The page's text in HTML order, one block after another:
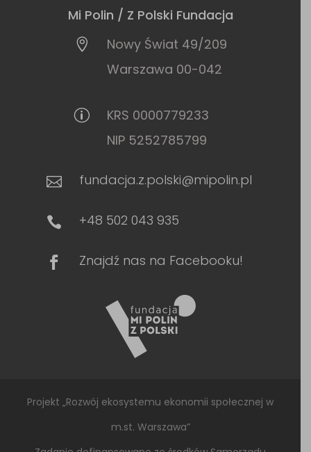
Mi Polin / Z Polski Fundacja

Nowy Świat 49/209
Warszawa 00-042
p
KRS 0000779233
NIP 5252785799
 fundacja.z.polski@mipolin.pl
 +48 502 043 935
 Znajdź nas na Facebooku!
Projekt „Rozwój ekosystemu ekonomii społecznej w
m.st. Warszawa”